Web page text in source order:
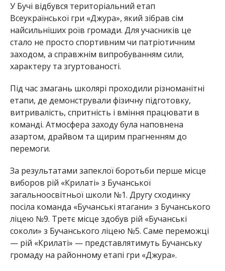
У Бучі відбувся територіальний етап
Всеукраїнської гри «Джура», який зібрав сім
найсильніших роїв громади. Для учасників це
стало не просто спортивним чи патріотичним
заходом, а справжнім випробуванням сили,
характеру та згуртованості.
Під час змагань школярі проходили різноманітні
етапи, де демонстрували фізичну підготовку,
витривалість, спритність і вміння працювати в
команді. Атмосфера заходу була наповнена
азартом, драйвом та щирим прагненням до
перемоги.
За результатами запеклої боротьби перше місце
виборов рій «Крилаті» з Бучанської
загальноосвітньої школи №1. Другу сходинку
посіла команда «Бучанські ятагани» з Бучанського
ліцею №9. Третє місце здобув рій «Бучанські
соколи» з Бучанського ліцею №5. Саме переможці
— рій «Крилаті» — представлятимуть Бучанську
громаду на районному етапі гри «Джура».